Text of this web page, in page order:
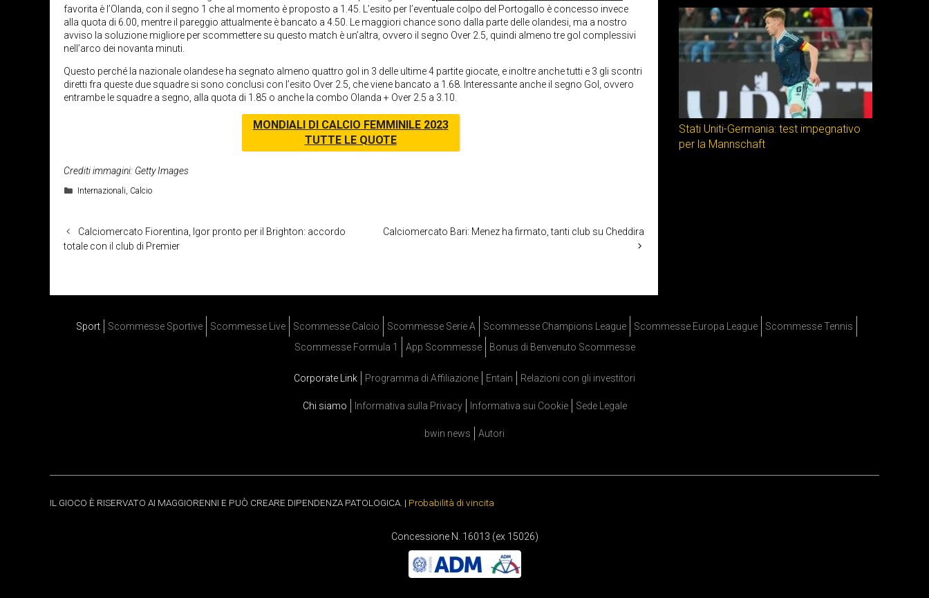
favorita è l’Olanda, con il segno 1 che al momento è proposto a 1.45. L’esito per l’eventuale colpo del Portogallo è concesso invece
alla quota di 6.00, mentre il pareggio attualmente è bancato a 4.50. Le maggiori chance sono dalla parte delle olandesi, ma a nostro
avviso la soluzione migliore per scommettere su questo match è un’altra, ovvero il segno Over 2.5, quindi almeno tre gol complessivi
nell’arco dei novanta minuti.
Questo perché la nazionale olandese ha segnato almeno quattro gol in 3 delle ultime 4 partite giocate, e inoltre anche tutti e 3 gli scontri
diretti fra queste due squadre si sono conclusi con l’esito Over 2.5, che viene bancato a 1.68. Interessante anche il segno Gol, ovvero
entrambe le squadre a segno, alla quota di 1.85 o anche la combo Olanda + Over 2.5 a 3.10.
MONDIALI DI CALCIO FEMMINILE 2023
TUTTE LE QUOTE
Crediti immagini: Getty Images
Categorie
Internazionali, Calcio
Calciomercato Fiorentina, Igor pronto per il Brighton: accordo
totale con il club di Premier
Calciomercato Bari: Menez ha firmato, tanti club su Cheddira
Stati Uniti-Germania: test impegnativo
per la Mannschaft
Sport Scommesse Sportive Scommesse Live Scommesse Calcio Scommesse Serie A Scommesse Champions League Scommesse Europa League
Scommesse Tennis
Scommesse Formula 1
App Scommesse Bonus di Benvenuto Scommesse
Corporate Link Programma di Affiliazione Entain Relazioni con gli investitori
Chi siamo Informativa sulla Privacy Informativa sui Cookie Sede Legale
bwin news Autori
IL GIOCO È RISERVATO AI MAGGIORENNI E PUÒ CREARE DIPENDENZA PATOLOGICA. | Probabilità di vincita
Concessione N. 16013 (ex 15026)